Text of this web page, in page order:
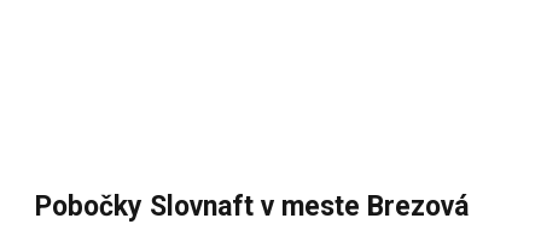
Pobočky Slovnaft v meste Brezová